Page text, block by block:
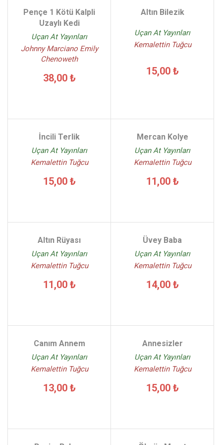
Abdülkadir Budak - (1)
Ayşe Kilimci - (1)
Ahmethan Yılmaz - (1)
Pençe 1 Kötü Kalpli
Uzaylı Kedi
Uçan At Yayınları
Johnny Marciano Emily
Chenoweth
38,00 ₺
Altın Bilezik
Uçan At Yayınları
Kemalettin Tuğcu
15,00 ₺
İncili Terlik
Uçan At Yayınları
Kemalettin Tuğcu
15,00 ₺
Mercan Kolye
Uçan At Yayınları
Kemalettin Tuğcu
11,00 ₺
Altın Rüyası
Uçan At Yayınları
Kemalettin Tuğcu
11,00 ₺
Üvey Baba
Uçan At Yayınları
Kemalettin Tuğcu
14,00 ₺
Canım Annem
Uçan At Yayınları
Kemalettin Tuğcu
13,00 ₺
Annesizler
Uçan At Yayınları
Kemalettin Tuğcu
15,00 ₺